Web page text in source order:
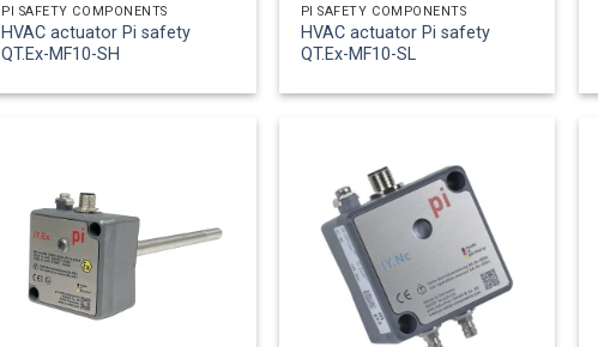
PI SAFETY COMPONENTS
HVAC actuator Pi safety
QT.Ex-MF10-SH
PI SAFETY COMPONENTS
HVAC actuator Pi safety
QT.Ex-MF10-SL